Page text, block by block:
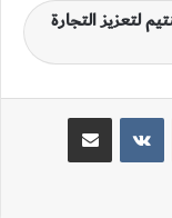
من 5.000 مليار سنتيم لتعزيز التجارة